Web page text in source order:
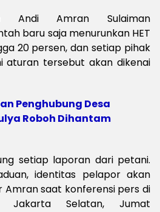
Andi Amran Sulaiman
baru saja menurunkan HET
20 persen, dan setiap pihak
aturan tersebut akan dikenai
Penghubung Desa
Roboh Dihantam
setiap laporan dari petani.
identitas pelapor akan
Amran saat konferensi pers di
Jakarta Selatan, Jumat